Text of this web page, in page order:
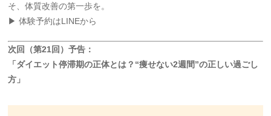
そ、体質改善の第一歩を。
▶ 体験予約はLINEから
次回（第21回）予告：
「ダイエット停滞期の正体とは？“痩せない2週間”の正しい過ごし
方」